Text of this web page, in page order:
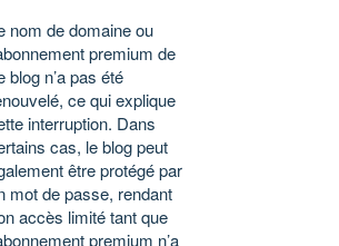
nom de domaine ou
premium de
blog n’a pas été
ce qui explique
interruption. Dans
cas, le blog peut
être protégé par
mot de passe, rendant
accès limité tant que
premium n’a